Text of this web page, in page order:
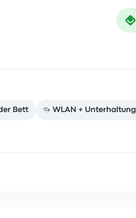
Bett WLAN + Unterhaltung